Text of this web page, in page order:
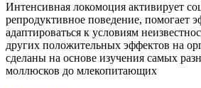
Интенсивная локомоция активирует
репродуктивное поведение, помогает
адаптироваться к условиям
других положительных эффектов на
сделаны на основе изучения самых
моллюсков до млекопитающих